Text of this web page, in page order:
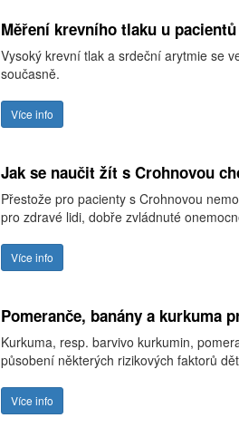
Měření krevního tlaku u
Vysoký krevní tlak a srdeční arytmie se
současně.
Více info
Jak se naučit žít s Crohnovou
Přestože pro pacienty s Crohnovou
pro zdravé lidi, dobře zvládnuté
Více info
Pomeranče, banány a kurkuma
Kurkuma, resp. barvivo kurkumin,
působení některých rizikových faktorů
Více info